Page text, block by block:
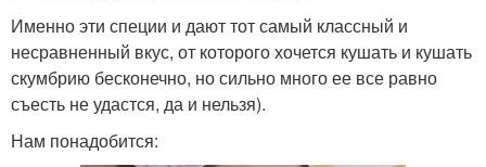
Именно эти специи и дают тот самый классный и
несравненный вкус, от которого хочется кушать и кушать
скумбрию бесконечно, но сильно много ее все равно
съесть не удастся, да и нельзя).
Нам понадобится: